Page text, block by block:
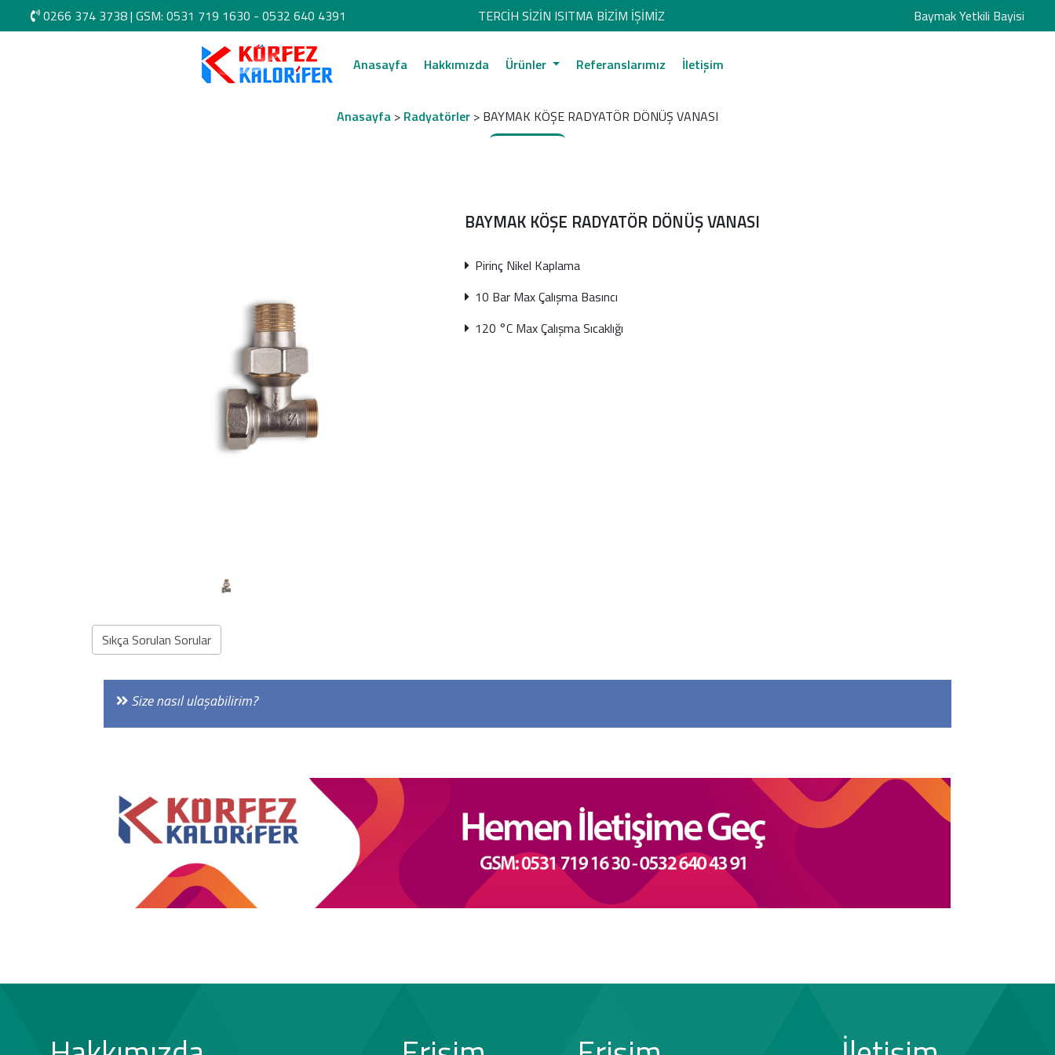
0266 374 3738| GSM: 0531 719 1630 - 0532 640 4391 TERCİH SİZİN ISITMA BİZİM İŞİMİZ Baymak Yetkili Bayisi
Anasayfa Hakkımızda Ürünler Referanslarımız İletişim
Anasayfa > Radyatörler > BAYMAK KÖŞE RADYATÖR DÖNÜŞ VANASI
BAYMAK KÖŞE RADYATÖR DÖNÜŞ VANASI
Pirinç Nikel Kaplama
10 Bar Max Çalışma Basıncı
120 °C Max Çalışma Sıcaklığı
Sıkça Sorulan Sorular
Size nasıl ulaşabilirim?